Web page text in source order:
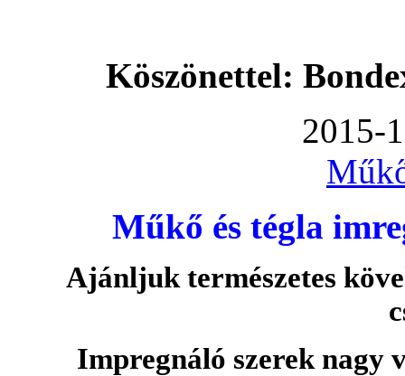
Köszönettel:
2015-
Műkő és tégla
Ajánljuk természetes
Impregnáló szerek